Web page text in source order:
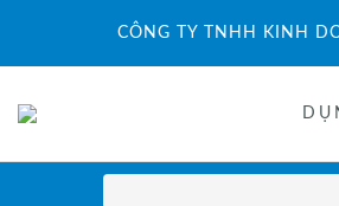
CÔNG TY TNHH KINH